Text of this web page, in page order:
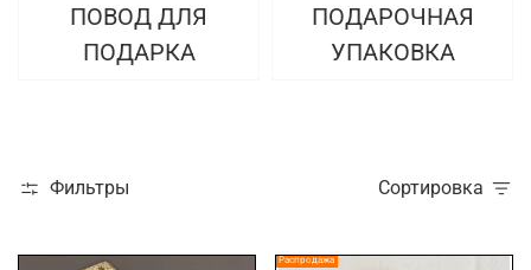
ПОВОД ДЛЯ
ПОДАРКА
ПОДАРОЧНАЯ
УПАКОВКА
Фильтры Сортировка
Распродажа